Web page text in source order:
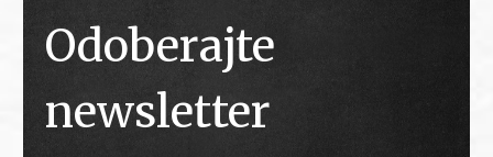
Odoberajte
newsletter